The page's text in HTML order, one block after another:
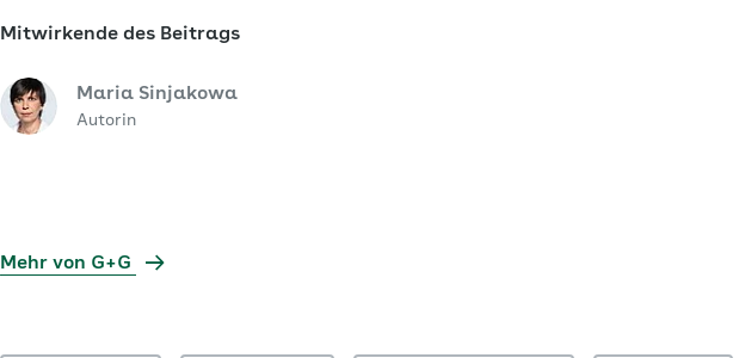
Mitwirkende des Beitrags
Maria Sinjakowa
Autorin
Mehr von G+G